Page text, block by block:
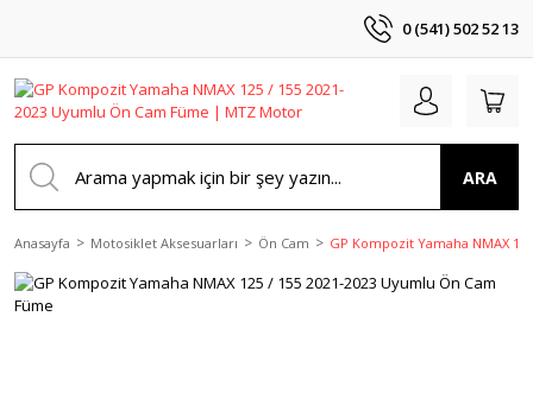
0 (541) 502 52 13
ARA
Anasayfa Motosiklet Aksesuarları Ön Cam GP Kompozit Yamaha NMAX